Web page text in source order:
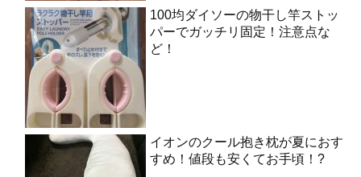
100均ダイソーの物干し竿ストッ
パーでガッチリ固定！注意点な
ど！
イオンのクール抱き枕が夏におす
すめ！値段も安くてお手頃！?